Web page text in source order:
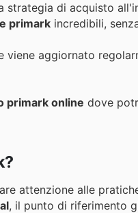
strategia di acquisto
primark incredibili,
viene aggiornato
primark online dove
attenzione alle
, il punto di riferimento